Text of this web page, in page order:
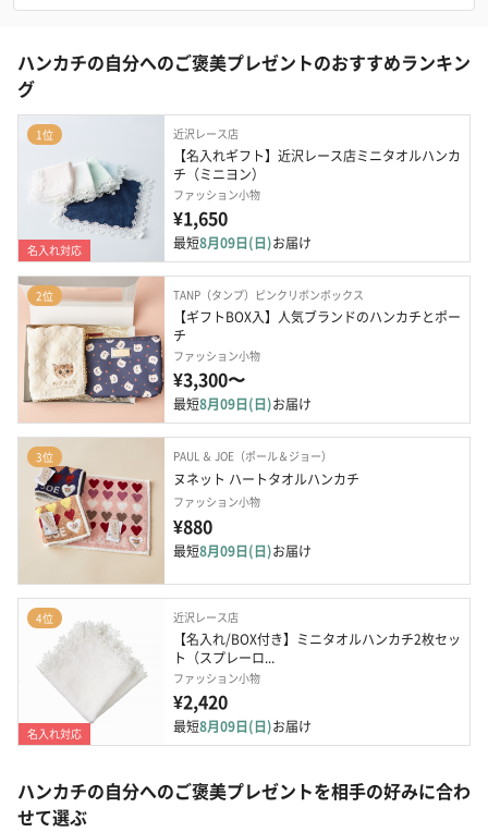
ハンカチの自分へのご褒美プレゼントのおすすめランキン
グ
1位
名入れ対応
近沢レース店
【名入れギフト】近沢レース店ミニタオルハンカ
チ（ミニヨン）
ファッション小物
¥1,650
最短8月09日(日)お届け
2位 TANP（タンプ）ピンクリボンボックス
【ギフトBOX入】人気ブランドのハンカチとポー
チ
ファッション小物
¥3,300〜
最短8月09日(日)お届け
3位 PAUL ＆ JOE（ポール＆ジョー）
ヌネット ハートタオルハンカチ
ファッション小物
¥880
最短8月09日(日)お届け
4位
名入れ対応
近沢レース店
【名入れ/BOX付き】ミニタオルハンカチ2枚セッ
ト（スプレーロ...
ファッション小物
¥2,420
最短8月09日(日)お届け
ハンカチの自分へのご褒美プレゼントを相手の好みに合わ
せて選ぶ